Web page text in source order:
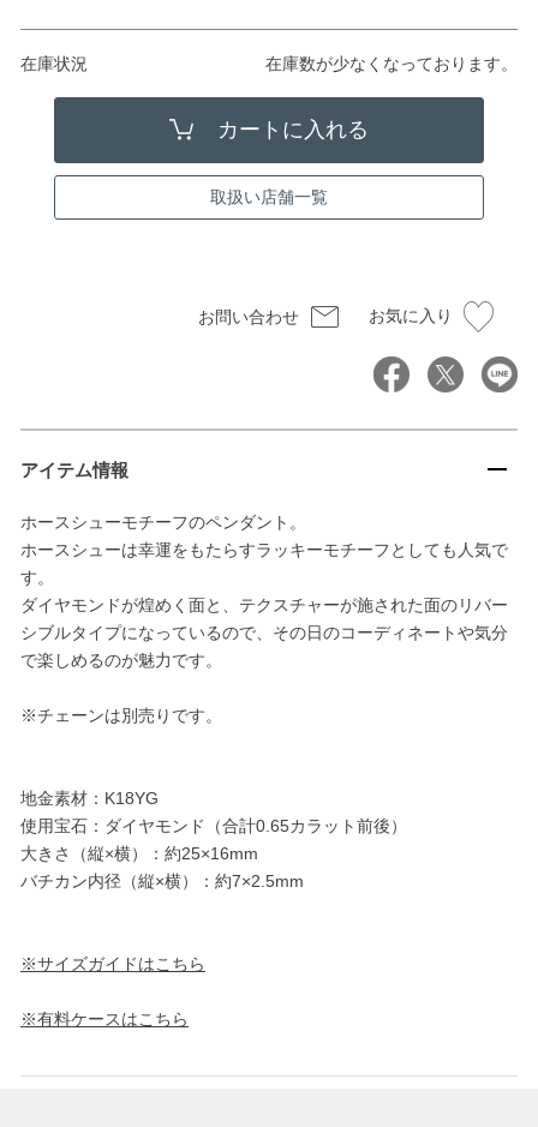
在庫状況 在庫数が少なくなっております。
取扱い店舗一覧
お問い合わせ お気に入り
アイテム情報
ホースシューモチーフのペンダント。
ホースシューは幸運をもたらすラッキーモチーフとしても人気で
す。
ダイヤモンドが煌めく面と、テクスチャーが施された面のリバー
シブルタイプになっているので、その日のコーディネートや気分
で楽しめるのが魅力です。
※チェーンは別売りです。
地金素材：K18YG
使用宝石：ダイヤモンド（合計0.65カラット前後）
大きさ（縦×横）：約25×16mm
バチカン内径（縦×横）：約7×2.5mm
※サイズガイドはこちら
※有料ケースはこちら